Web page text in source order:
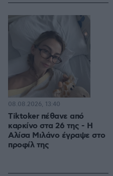
Tiktoker πέθανε από
καρκίνο στα 26 της - Η
Αλίσα Μιλάνο έγραψε στο
προφίλ της
08.08.2026, 13:40